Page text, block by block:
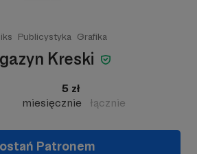
Publicystyka Grafika
Kreski
5 zł
miesięcznie
łącznie
Patronem